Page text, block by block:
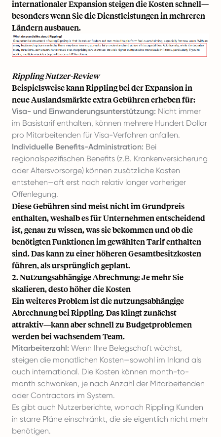
internationaler Expansion steigen die Kosten schnell—
besonders wenn Sie die Dienstleistungen in mehreren
Ländern ausbauen.
RipplingNutzer-Review
Beispielsweise kann Rippling bei der Expansion in
neue Auslandsmärkte extra Gebühren erheben für:
Visa- und Einwanderungsunterstützung: Nicht immer
im Basistarif enthalten, können mehrere Hundert Dollar
pro Mitarbeitenden für Visa-Verfahren anfallen.
Individuelle Benefits-Administration: Bei
regionalspezifischen Benefits (z.B. Krankenversicherung
oder Altersvorsorge) können zusätzliche Kosten
entstehen—oft erst nach relativ langer vorheriger
Offenlegung.
Diese Gebühren sind meist nicht im Grundpreis
enthalten, weshalb es für Unternehmen entscheidend
ist, genau zu wissen, was sie bekommen und ob die
benötigten Funktionen im gewählten Tarif enthalten
sind. Das kann zu einer höheren Gesamtbesitzkosten
führen, als ursprünglich geplant.
2. Nutzungsabhängige Abrechnung: Je mehr Sie
skalieren, desto höher die Kosten
Ein weiteres Problem ist die nutzungsabhängige
Abrechnung bei Rippling. Das klingt zunächst
attraktiv—kann aber schnell zu Budgetproblemen
werden bei wachsendem Team.
Mitarbeiterzahl: Wenn Ihre Belegschaft wächst,
steigen die monatlichen Kosten—sowohl im Inland als
auch international. Die Kosten können month-to-
month schwanken, je nach Anzahl der Mitarbeitenden
oder Contractors im System.
Es gibt auch Nutzerberichte, wonach Rippling Kunden
in starre Pläne einschränkt, die sie eigentlich nicht mehr
benötigen.